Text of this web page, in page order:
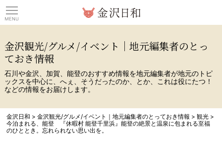
金沢観光/グルメ/イベント｜地元編集者のとっ
ておき情報
石川や金沢、加賀、能登のおすすめ情報を地元編集者が地元のトピ
ックスを中心に、へぇ、そうだったのか、とか、これは役にたつ！
などの情報をお届けします。
金沢日和 >金沢観光/グルメ/イベント｜地元編集者のとっておき情報 >観光 >
今泊まれる、能登 『休暇村 能登千里浜』能登の絶景と温泉に包まれる至福
のひととき。忘れられない思い出を。